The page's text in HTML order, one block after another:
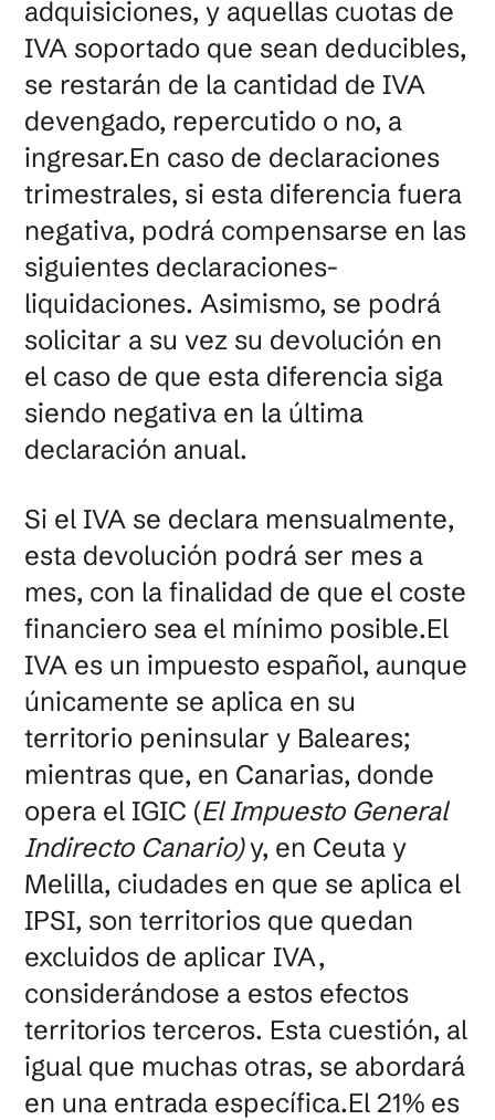
adquisiciones, y aquellas cuotas de
IVA soportado que sean deducibles,
se restarán de la cantidad de IVA
devengado, repercutido o no, a
ingresar.En caso de declaraciones
trimestrales, si esta diferencia fuera
negativa, podrá compensarse en las
siguientes declaraciones-
liquidaciones. Asimismo, se podrá
solicitar a su vez su devolución en
el caso de que esta diferencia siga
siendo negativa en la última
declaración anual.
Si el IVA se declara mensualmente,
esta devolución podrá ser mes a
mes, con la finalidad de que el coste
financiero sea el mínimo posible.El
IVA es un impuesto español, aunque
únicamente se aplica en su
territorio peninsular y Baleares;
mientras que, en Canarias, donde
opera el IGIC (El Impuesto General
Indirecto Canario)y, en Ceuta y
Melilla, ciudades en que se aplica el
IPSI, son territorios que quedan
excluidos de aplicar IVA,
considerándose a estos efectos
territorios terceros. Esta cuestión, al
igual que muchas otras, se abordará
en una entrada específica.El 21% es